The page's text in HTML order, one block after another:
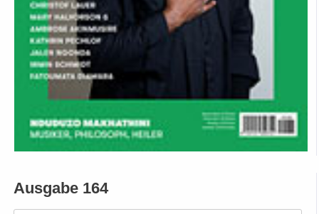
Ausgabe 164